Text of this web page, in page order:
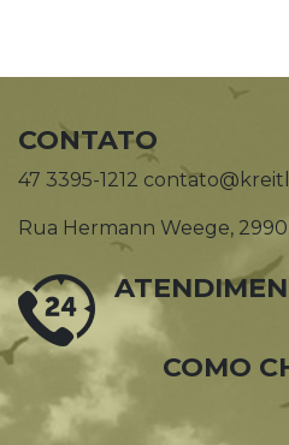
CONTATO
47 3395-1212
Rua Hermann Weege,
COMO